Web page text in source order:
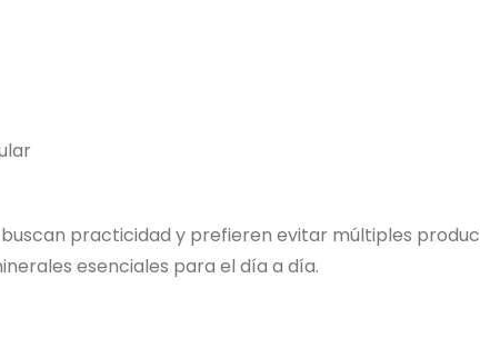
practicidad y prefieren evitar múltiples
esenciales para el día a día.